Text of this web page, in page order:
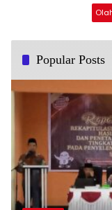
Popular Posts